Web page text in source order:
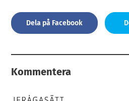
Dela på Facebook
Kommentera